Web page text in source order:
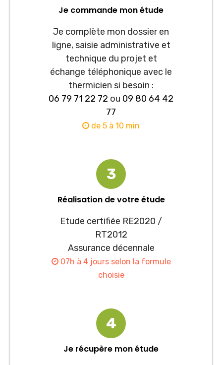
Je commande mon étude
Je complète mon dossier en
ligne, saisie administrative et
technique du projet et
échange téléphonique avec le
thermicien si besoin :
06 79 71 22 72 ou 09 80 64 42
77
de 5 à 10 min
3
Réalisation de votre étude
Etude certifiée RE2020 /
RT2012
Assurance décennale
07h à 4 jours selon la formule
choisie
4
Je récupère mon étude